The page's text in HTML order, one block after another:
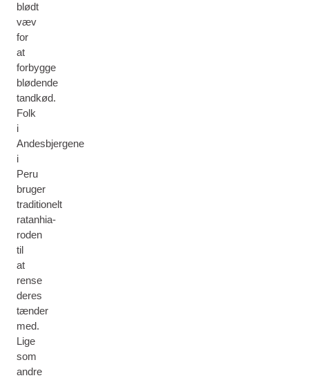
blødt
væv
for
at
forbygge
blødende
tandkød.
Folk
i
Andesbjergene
i
Peru
bruger
traditionelt
ratanhia-
roden
til
at
rense
deres
tænder
med.
Lige
som
andre